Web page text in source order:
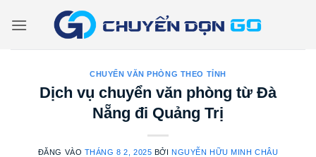
qua
CHUYỂN VĂN PHÒNG THEO TỈNH
Dịch vụ chuyển văn phòng từ Đà
Nẵng đi Quảng Trị
ĐĂNG VÀO THÁNG 8 2, 2025 BỞINGUYỄN HỮU MINH CHÂU